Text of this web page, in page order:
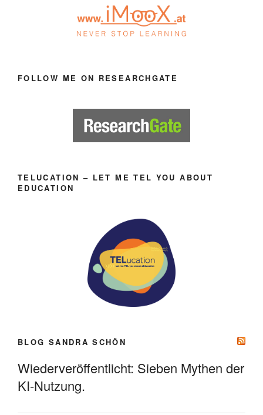
FOLLOW ME ON RESEARCHGATE
TELUCATION – LET ME TEL YOU ABOUT
EDUCATION
BLOG SANDRA SCHÖN
Wiederveröffentlicht: Sieben Mythen der
KI-Nutzung.